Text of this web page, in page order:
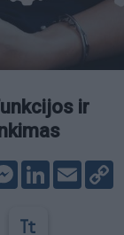
ir
Messenger
LinkedIn
Email